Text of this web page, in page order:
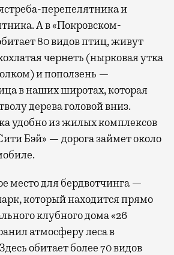
перепелятника и
А в «Покровском-
80 видов птиц, живут
чернеть (нырковая утка
и поползень —
в наших широтах, которая
дерева головой вниз.
удобно из жилых комплексов
Бэй» — дорога займет около
место для бердвотчинга —
который находится прямо
клубного дома «26
атмосферу леса в
обитает более 70 видов